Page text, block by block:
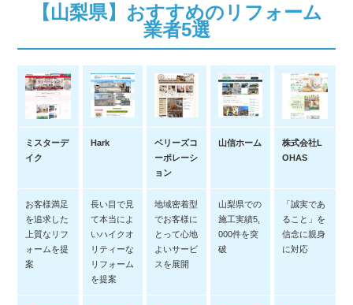
【山梨県】おすすめのリフォーム
業者5選
ミスターデ
イク
Hark
ベリーズコ
ーポレーシ
ョン
山信ホーム
株式会社L
OHAS
お客様満足
を追求した
上質なリフ
ォームを提
案
長い目で見
て本当によ
いハイクオ
リティーな
リフォーム
を提案
地域密着型
でお客様に
とって心地
よいサービ
スを展開
山梨県での
施工実績5,
000件を突
破
「誠実であ
ること」を
信念に親身
に対応